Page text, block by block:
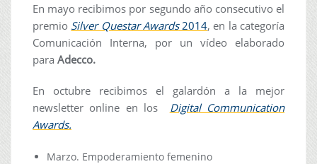
En mayo recibimos por segundo año consecutivo el
premio Silver Questar Awards2014, en la categoría
Comunicación Interna, por un vídeo elaborado
para Adecco.
En octubre recibimos el galardón a la mejor
newsletter online en los
Digital Communication
Awards.
Marzo. Empoderamiento femenino